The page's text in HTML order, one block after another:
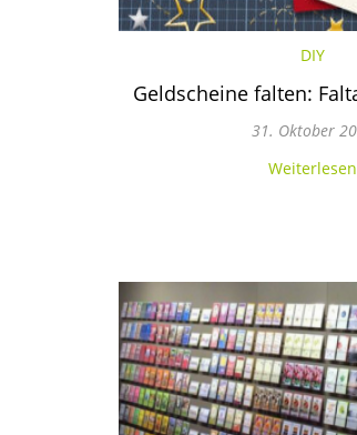
DIY
Geldscheine falten:
31. Oktober
Weiterlesen